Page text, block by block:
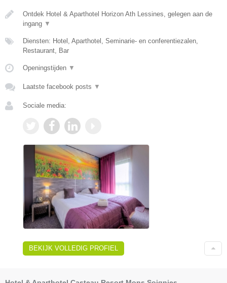
Ontdek Hotel & Aparthotel Horizon Ath Lessines, gelegen aan de
ingang ▼
Diensten: Hotel, Aparthotel, Seminarie- en conferentiezalen,
Restaurant, Bar
Openingstijden ▼
Laatste facebook posts ▼
Sociale media:
BEKIJK VOLLEDIG PROFIEL